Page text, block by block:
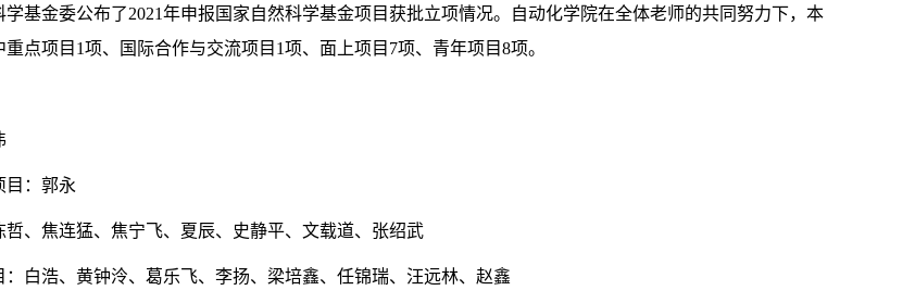
基金委公布了2021年申报国家自然科学基金项目获批立项情况。自动化学院在全体老师的共同努力下，本
点项目1项、国际合作与交流项目1项、面上项目7项、青年项目8项。
目：郭永
哲、焦连猛、焦宁飞、夏辰、史静平、文载道、张绍武
：白浩、黄钟泠、葛乐飞、李扬、梁培鑫、任锦瑞、汪远林、赵鑫